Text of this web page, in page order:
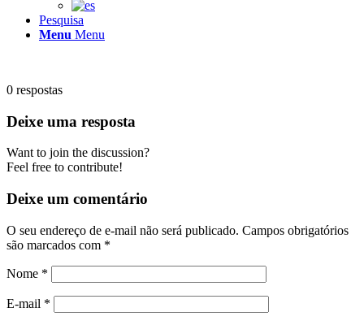
Pesquisa
Menu Menu
0 respostas
Deixe uma resposta
Want to join the discussion?
Feel free to contribute!
Deixe um comentário
O seu endereço de e-mail não será publicado. Campos obrigatórios
são marcados com *
Nome *
E-mail *